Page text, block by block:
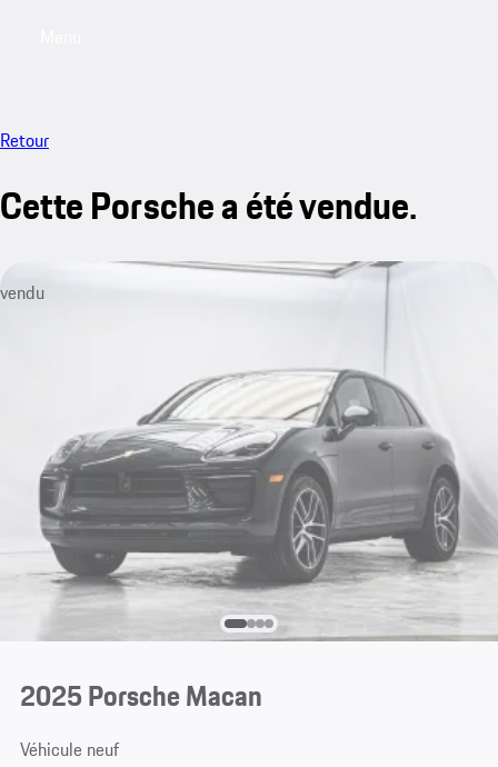
Retour
Cette Porsche a été vendue.
vendu
2025 Porsche Macan
Véhicule neuf